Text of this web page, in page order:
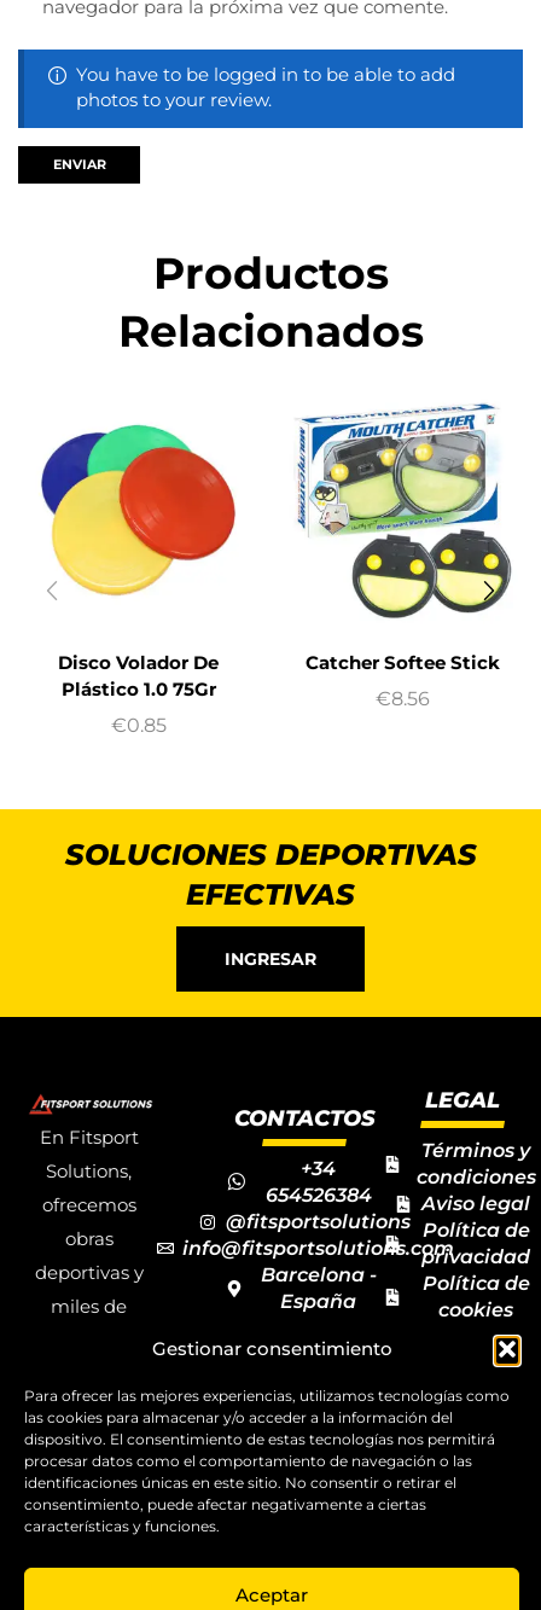
Gestionar consentimiento
Para ofrecer las mejores experiencias, utilizamos tecnologías como
las cookies para almacenar y/o acceder a la información del
dispositivo. El consentimiento de estas tecnologías nos permitirá
procesar datos como el comportamiento de navegación o las
identificaciones únicas en este sitio. No consentir o retirar el
consentimiento, puede afectar negativamente a ciertas
características y funciones.
Aceptar
navegador para la próxima vez que comente.
You have to be logged in to be able to add
photos to your review.
Productos
Relacionados
Disco Volador De
Plástico 1.0 75Gr
€0.85
Catcher Softee Stick
€8.56
SOLUCIONES DEPORTIVAS
EFECTIVAS
INGRESAR
En Fitsport
Solutions,
ofrecemos
obras
deportivas y
miles de
deportivos
para todas las
disciplinas,
garantizando
la calidad y el
CONTACTOS
+34
654526384
@fitsportsolutions
info@fitsportsolutions.com
Barcelona -
España
de contacto
LEGAL
Términos y
condiciones
Aviso legal
Política de
privacidad
Política de
cookies
Mapa del
sitio